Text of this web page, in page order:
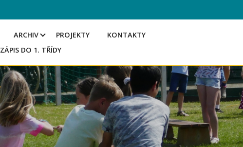
ARCHIV PROJEKTY
KONTAKTY
ZÁPIS DO 1. TŘÍDY